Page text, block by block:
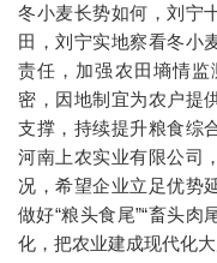
冬小麦长势如何，刘宁
田，刘宁实地察看冬小
责任，加强农田墒情
密，因地制宜为农户提
支撑，持续提升粮食综
河南上农实业有限公司
况，希望企业立足优势
做好“粮头食尾”“畜头肉
化，把农业建成现代化大